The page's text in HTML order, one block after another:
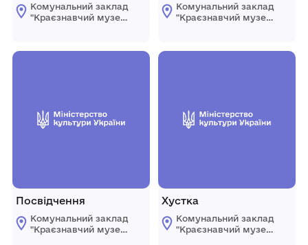
Комунальний заклад
"Краєзнавчий музей
Посвідчення
Комунальний заклад
"Краєзнавчий музей
Комунальний заклад
"Краєзнавчий музей
Хустка
Комунальний заклад
"Краєзнавчий музей